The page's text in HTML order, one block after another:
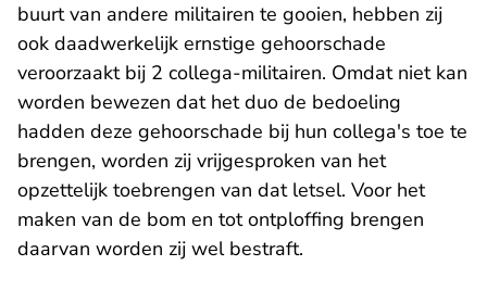
buurt van andere militairen te gooien, hebben zij
ook daadwerkelijk ernstige gehoorschade
veroorzaakt bij 2 collega-militairen. Omdat niet kan
worden bewezen dat het duo de bedoeling
hadden deze gehoorschade bij hun collega's toe te
brengen, worden zij vrijgesproken van het
opzettelijk toebrengen van dat letsel. Voor het
maken van de bom en tot ontploffing brengen
daarvan worden zij wel bestraft.